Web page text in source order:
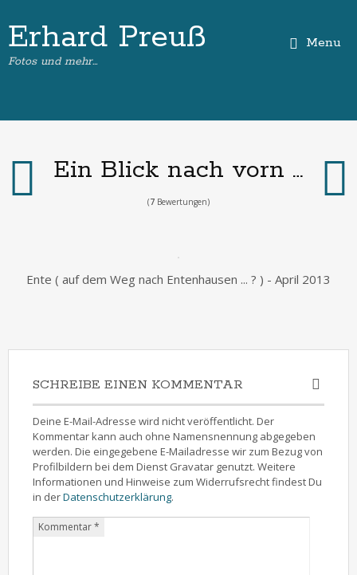
Erhard Preuß
Fotos und mehr…
Menu
Ein Blick nach vorn …
(7 Bewertungen)
Ente ( auf dem Weg nach Entenhausen ... ? ) - April 2013
SCHREIBE EINEN KOMMENTAR
Deine E-Mail-Adresse wird nicht veröffentlicht. Der
Kommentar kann auch ohne Namensnennung abgegeben
werden. Die eingegebene E-Mailadresse wir zum Bezug von
Profilbildern bei dem Dienst Gravatar genutzt. Weitere
Informationen und Hinweise zum Widerrufsrecht findest Du
in derDatenschutzerklärung.
Kommentar*